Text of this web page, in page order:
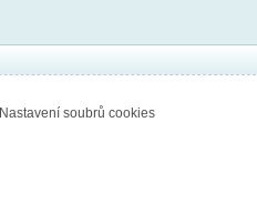
Nastavení soubrů cookies